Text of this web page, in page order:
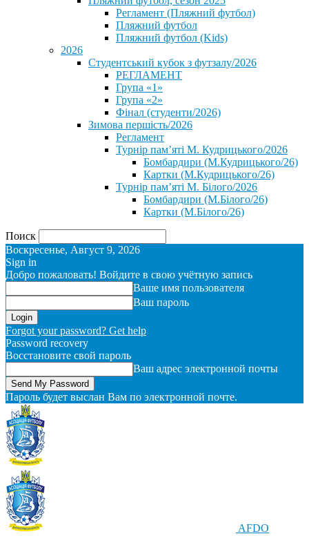
Регламент (Пляжний футбол)
Пляжний футбол
Пляжний футбол (Kids)
2026
Студентський кубок з футзалу/2026
РЕГЛАМЕНТ
Група «1»
Група «2»
Фінал (студенти/2026)
⁨Зимова першість/2026⁩
Регламент
Турнір пам’яті М. Кудрицького/2026
Бомбардири (М.Кудрицького/26)
Картки (М.Кудрицького/26)
Турнір пам’яті М. Білого/2026
Бомбардири (М.Білого/26)
Картки (М.Білого/26)
Поиск
Воскресенье, Август 9, 2026
Sign in
Добро пожаловать! Войдите в свою учётную запись
Ваше имя пользователя
Ваш пароль
Forgot your password? Get help
Password recovery
Восстановите свой пароль
Ваш адрес электронной почты
Пароль будет выслан Вам по электронной почте.
AFDO